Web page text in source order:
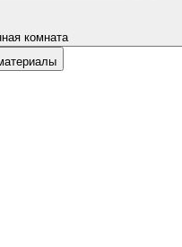
комната